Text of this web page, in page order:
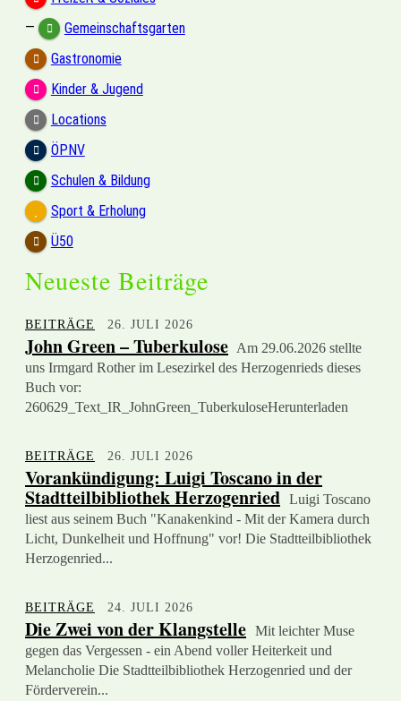
—
Gemeinschaftsgarten
Gastronomie
Kinder & Jugend
Locations
ÖPNV
Schulen & Bildung
Sport & Erholung
Ü50
Neueste Beiträge
BEITRÄGE 26. JULI 2026
John Green – Tuberkulose Am 29.06.2026 stellte
uns Irmgard Rother im Lesezirkel des Herzogenrieds dieses
Buch vor:
260629_Text_IR_JohnGreen_TuberkuloseHerunterladen
BEITRÄGE 26. JULI 2026
Vorankündigung: Luigi Toscano in der
Stadtteilbibliothek Herzogenried Luigi Toscano
liest aus seinem Buch "Kanakenkind - Mit der Kamera durch
Licht, Dunkelheit und Hoffnung" vor! Die Stadtteilbibliothek
Herzogenried...
BEITRÄGE 24. JULI 2026
Die Zwei von der Klangstelle Mit leichter Muse
gegen das Vergessen - ein Abend voller Heiterkeit und
Melancholie Die Stadtteilbibliothek Herzogenried und der
Förderverein...